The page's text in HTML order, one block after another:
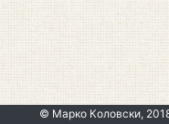
© Марко Коловски,